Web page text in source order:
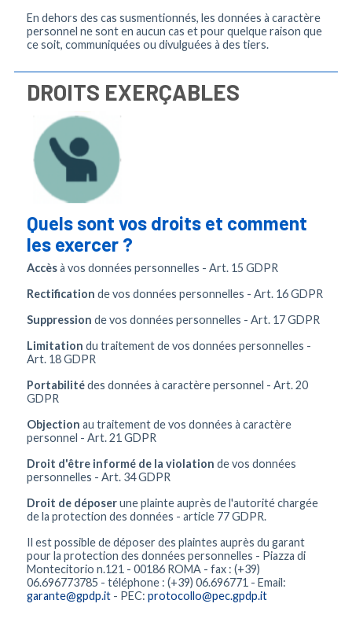
En dehors des cas susmentionnés, les données à caractère
personnel ne sont en aucun cas et pour quelque raison que
ce soit, communiquées ou divulguées à des tiers.
DROITS EXERÇABLES
Quels sont vos droits et comment
les exercer ?
Accèsà vos données personnelles - Art. 15 GDPR
Rectification de vos données personnelles - Art. 16 GDPR
Suppression de vos données personnelles - Art. 17 GDPR
Limitation du traitement de vos données personnelles -
Art. 18 GDPR
Portabilitédes données à caractère personnel - Art. 20
GDPR
Objection au traitement de vos données à caractère
personnel - Art. 21 GDPR
Droit d'être informé de la violation de vos données
personnelles - Art. 34 GDPR
Droit de déposerune plainte auprès de l'autorité chargée
de la protection des données - article 77 GDPR.
Il est possible de déposer des plaintes auprès du garant
pour la protection des données personnelles - Piazza di
Montecitorio n.121 - 00186 ROMA - fax : (+39)
06.696773785 - téléphone : (+39) 06.696771 - Email:
garante@gpdp.it - PEC: protocollo@pec.gpdp.it